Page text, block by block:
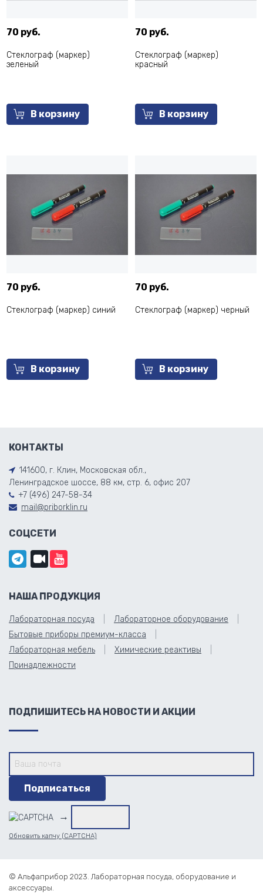
70 руб.
Стеклограф (маркер)
зеленый
В корзину
70 руб.
Стеклограф (маркер)
красный
В корзину
70 руб.
Стеклограф (маркер) синий
В корзину
70 руб.
Стеклограф (маркер) черный
В корзину
КОНТАКТЫ
141600, г. Клин, Московская обл.,
Ленинградское шоссе, 88 км, стр. 6, офис 207
+7 (496) 247-58-34
mail@priborklin.ru
СОЦСЕТИ
НАША ПРОДУКЦИЯ
Лабораторная посуда
Лабораторное оборудование
Бытовые приборы премиум-класса
Лабораторная мебель
Химические реактивы
Принадлежности
ПОДПИШИТЕСЬ НА НОВОСТИ И АКЦИИ
→
Обновить капчу (CAPTCHA)
© Альфаприбор 2023. Лабораторная посуда, оборудование и
аксессуары.